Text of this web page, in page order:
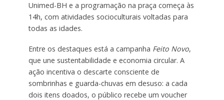
Unimed-BH e a programação na praça começa às
14h, com atividades socioculturais voltadas para
todas as idades.
Entre os destaques está a campanha Feito Novo,
que une sustentabilidade e economia circular. A
ação incentiva o descarte consciente de
sombrinhas e guarda-chuvas em desuso: a cada
dois itens doados, o público recebe um voucher